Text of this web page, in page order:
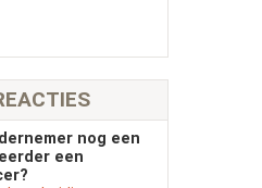
nog een
een